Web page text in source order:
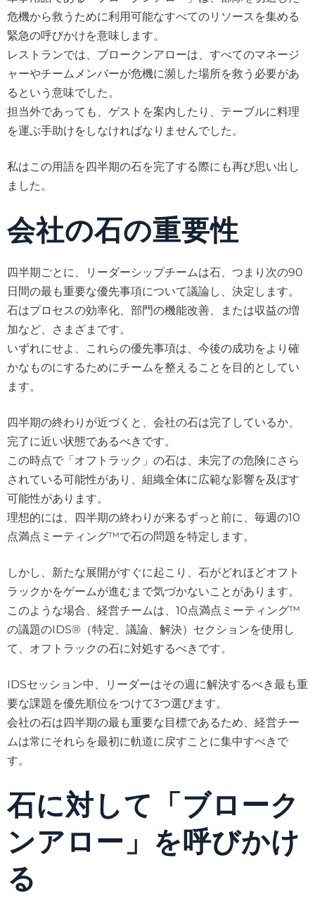
危機から救うために利用可能なすべてのリソースを集める
緊急の呼びかけを意味します。
レストランでは、ブロークンアローは、すべてのマネージ
ャーやチームメンバーが危機に瀕した場所を救う必要があ
るという意味でした。
担当外であっても、ゲストを案内したり、テーブルに料理
を運ぶ手助けをしなければなりませんでした。
私はこの用語を四半期の石を完了する際にも再び思い出し
ました。
会社の石の重要性
四半期ごとに、リーダーシップチームは石、つまり次の90
日間の最も重要な優先事項について議論し、決定します。
石はプロセスの効率化、部門の機能改善、または収益の増
加など、さまざまです。
いずれにせよ、これらの優先事項は、今後の成功をより確
かなものにするためにチームを整えることを目的としてい
ます。
四半期の終わりが近づくと、会社の石は完了しているか、
完了に近い状態であるべきです。
この時点で「オフトラック」の石は、未完了の危険にさら
されている可能性があり、組織全体に広範な影響を及ぼす
可能性があります。
理想的には、四半期の終わりが来るずっと前に、毎週の10
点満点ミーティング™で石の問題を特定します。
しかし、新たな展開がすぐに起こり、石がどれほどオフト
ラックかをゲームが進むまで気づかないことがあります。
このような場合、経営チームは、10点満点ミーティング™
の議題のIDS®（特定、議論、解決）セクションを使用し
て、オフトラックの石に対処するべきです。
IDSセッション中、リーダーはその週に解決するべき最も重
要な課題を優先順位をつけて3つ選びます。
会社の石は四半期の最も重要な目標であるため、経営チー
ムは常にそれらを最初に軌道に戻すことに集中すべきで
す。
石に対して「ブローク
ンアロー」を呼びかけ
る